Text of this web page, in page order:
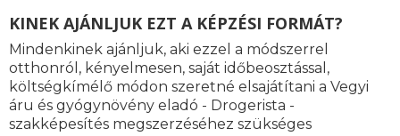
KINEK AJÁNLJUK EZT A KÉPZÉSI FORMÁT?
Mindenkinek ajánljuk, aki ezzel a módszerrel
otthonról, kényelmesen, saját időbeosztással,
költségkímélő módon szeretné elsajátítani a Vegyi
áru és gyógynövény eladó - Drogerista -
szakképesítés megszerzéséhez szükséges